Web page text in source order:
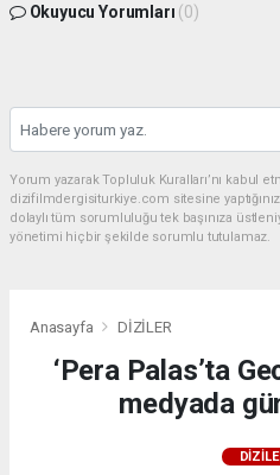
Okuyucu Yorumları (0)
Yorum yazarak Topluluk Kuralları’nı kabul
dizifilmdergisiturkiye.com sitesine
dolaylı tüm sorumluluğu tek başınıza
yönetimi hiçbir şekilde sorumlu tutulamaz.
Anasayfa DİZİLER
‘Pera Palas’ta
medyada